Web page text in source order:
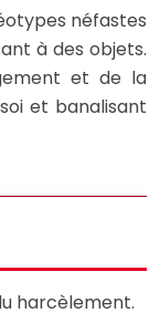
néfastes
à des objets.
et de la
et banalisant
harcèlement.